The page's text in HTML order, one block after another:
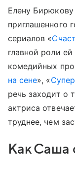
Елену
приглашенного
сериалов «
главной роли
комедийных
на сене», «
речь заходит о
актриса
труднее, чем
Как Саша